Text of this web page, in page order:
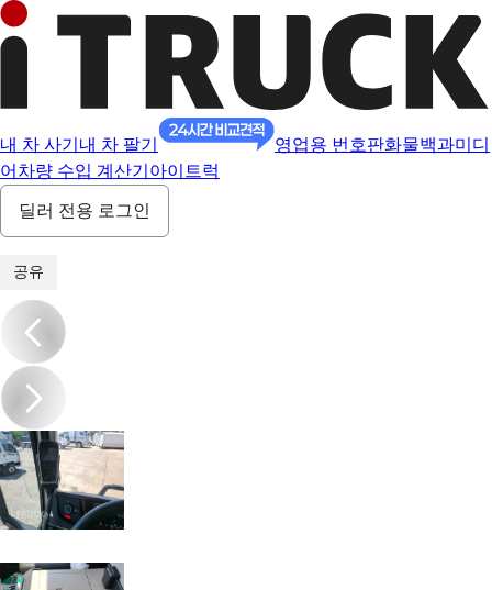
내 차 사기 내 차 팔기 영업용 번호판화물백과미디
어 차량 수입 계산기 아이트럭
딜러 전용 로그인
공유
/19